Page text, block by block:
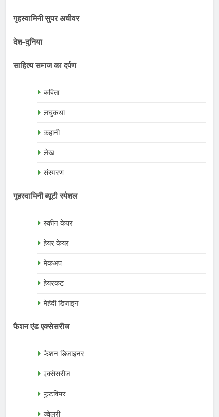
गृहस्वामिनी सुपर अचीवर
देश-दुनिया
साहित्य समाज का दर्पण
कविता
लघुकथा
कहानी
लेख
संस्मरण
गृहस्वामिनी ब्यूटी स्पेशल
स्कीन केयर
हेयर केयर
मेकअप
हेयरकट
मेहंदी डिजाइन
फैशन एंड एक्सेसरीज
फैशन डिजाइनर
एक्सेसरीज
फुटवियर
ज्वेलरी